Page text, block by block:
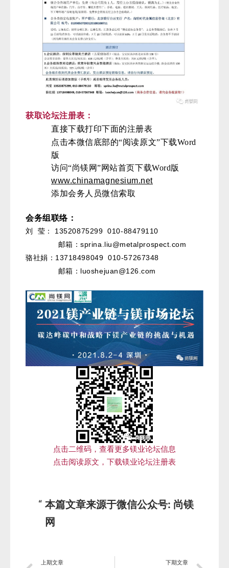
获取论坛注册表：
直接下载打印下面的注册表
点击本微信底部的“阅读原文”下载Word
版
访问“尚镁网”网站首页下载Word版
www.chinamagnesium.net
添加会务人员微信索取
会务组联络：
刘 莹：
13520875299 010-88479110
邮箱：sprina.liu@metalprospect.com
骆社娟： 13718498049 010-57267348
邮箱：luoshejuan@126.com
点击二维码，查看更多镁业论坛信息
点击阅读原文，下载镁业论坛注册表
本篇文章来源于微信公众号: 尚镁
网
上期文章 下期文章